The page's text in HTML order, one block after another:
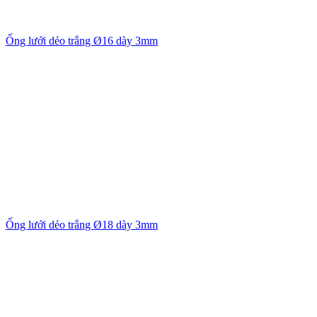
Ống lưới dẻo trắng Ø16 dày 3mm
Ống lưới dẻo trắng Ø18 dày 3mm